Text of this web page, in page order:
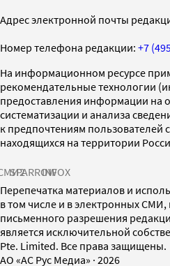
Адрес электронной почты
Номер телефона редакции: +7
На информационном ресурсе
рекомендательные технологии
предоставления информации на
систематизации и анализа
к предпочтениям пользователей
находящихся на территории
SPARROWINFOX
Перепечатка материалов и
в том числе и в электронных
письменного разрешения
является исключительной
Pte. Limited. Все права защищены.
AO «АС Рус Медиа» · 2026